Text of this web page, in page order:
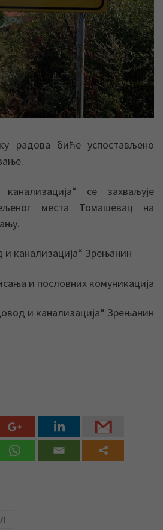
радова биће успостављено
се захваљује
места Томашевац на
канализација“ Зрењанин
и пословних комуникација
и канализација“ Зрењанин